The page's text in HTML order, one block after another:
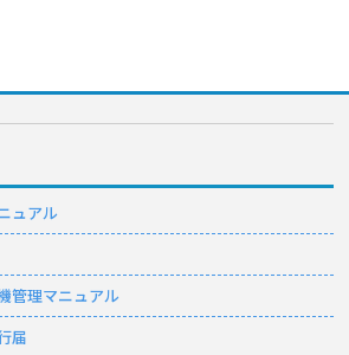
ュアル
管理マニュアル
届